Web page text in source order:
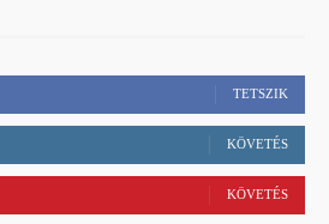
TETSZIK
KÖVETÉS
KÖVETÉS